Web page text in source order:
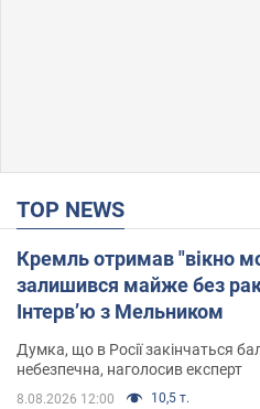
TOP NEWS
Кремль отримав "вікно
залишився майже без
Інтерв’ю з Мельником
Думка, що в Росії закінчаться
небезпечна, наголосив експерт
8.08.2026 12:00 10,5 т.